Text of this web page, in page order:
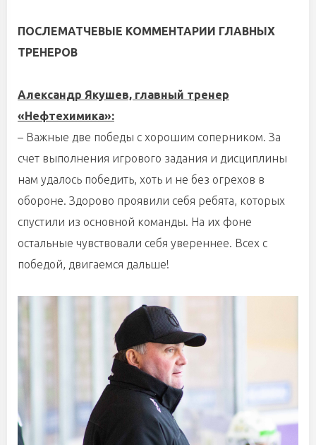
ПОСЛЕМАТЧЕВЫЕ КОММЕНТАРИИ ГЛАВНЫХ
ТРЕНЕРОВ
Александр Якушев, главный тренер
«Нефтехимика»:
– Важные две победы с хорошим соперником. За
счет выполнения игрового задания и дисциплины
нам удалось победить, хоть и не без огрехов в
обороне. Здорово проявили себя ребята, которых
спустили из основной команды. На их фоне
остальные чувствовали себя увереннее. Всех с
победой, двигаемся дальше!